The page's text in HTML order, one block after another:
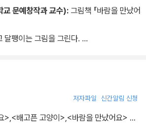
다니는 거인 아줌마가 있고, 이집트에 가면
, 한국에 가면 동물들이 지키는 집이 있다고
수 없는 이야기를 잔뜩 들려주고 여우를 만
기한 이야기 속의 주인공들은 또 누구일
기다림은 길다. 그렇지만 괜찮다.
능을 발견한다.
의 재미를 더해준다.
교 문예창작과 교수): 그림책 『바람을 만났어
달팽이는 그림을 그린다.
저자파일 신간알림 신청
> <배고픈 고양이> <바람을 만났어요> …